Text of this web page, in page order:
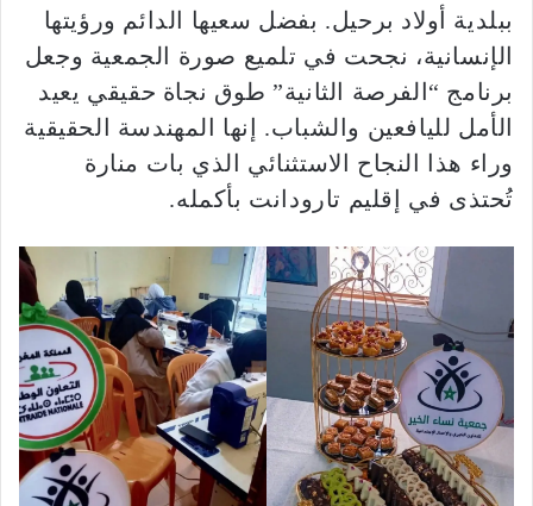
ببلدية أولاد برحيل. بفضل سعيها الدائم ورؤيتها
الإنسانية، نجحت في تلميع صورة الجمعية وجعل
برنامج “الفرصة الثانية” طوق نجاة حقيقي يعيد
الأمل لليافعين والشباب. إنها المهندسة الحقيقية
وراء هذا النجاح الاستثنائي الذي بات منارة
تُحتذى في إقليم تارودانت بأكمله.